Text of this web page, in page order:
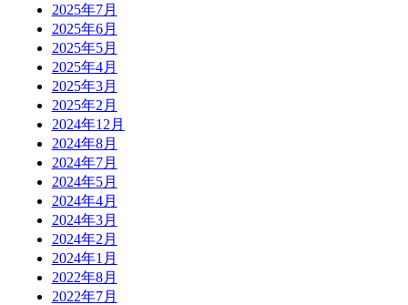
2025年7月
2025年6月
2025年5月
2025年4月
2025年3月
2025年2月
2024年12月
2024年8月
2024年7月
2024年5月
2024年4月
2024年3月
2024年2月
2024年1月
2022年8月
2022年7月